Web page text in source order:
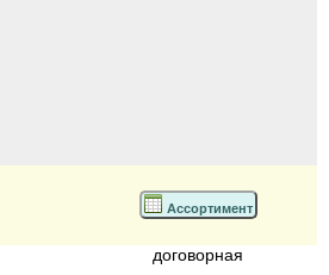
Ассортимент
договорная